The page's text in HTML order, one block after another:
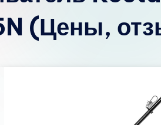
(Цены,